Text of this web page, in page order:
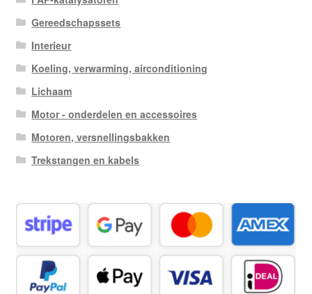
Gereedschapssets
Interieur
Koeling, verwarming, airconditioning
Lichaam
Motor - onderdelen en accessoires
Motoren, versnellingsbakken
Trekstangen en kabels